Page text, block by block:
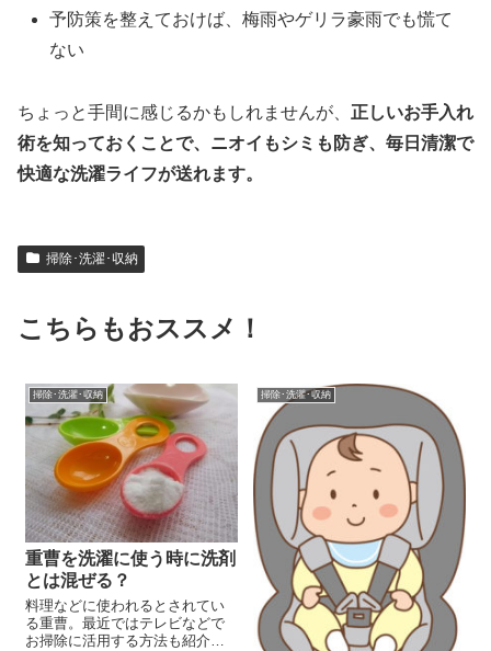
予防策を整えておけば、梅雨やゲリラ豪雨でも慌て
ない
ちょっと手間に感じるかもしれませんが、 正しいお手入れ
術を知っておくことで、ニオイもシミも防ぎ、毎日清潔で
快適な洗濯ライフが送れます。
掃除･洗濯･収納
こちらもおススメ！
掃除･洗濯･収納
重曹を洗濯に使う時に洗剤
とは混ぜる？
料理などに使われるとされてい
る重曹。最近ではテレビなどで
お掃除に活用する方法も紹介さ
掃除･洗濯･収納